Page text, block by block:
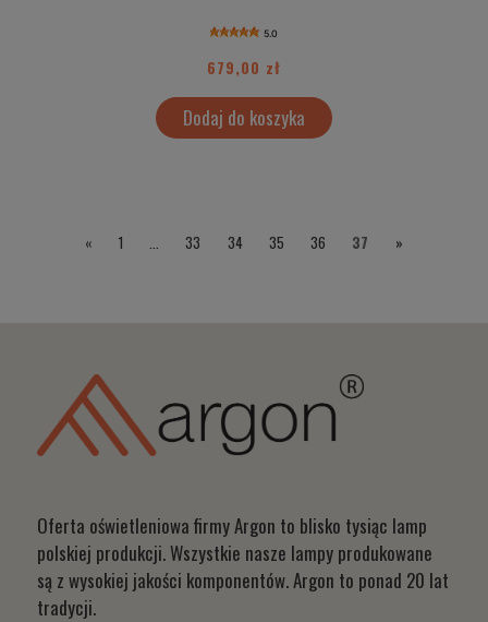
5.0
679,00 zł
Dodaj do koszyka
« 1 ... 33 34 35 36 37 »
Oferta oświetleniowa firmy Argon to blisko tysiąc lamp
polskiej produkcji. Wszystkie nasze lampy produkowane
są z wysokiej jakości komponentów. Argon to ponad 20 lat
tradycji.